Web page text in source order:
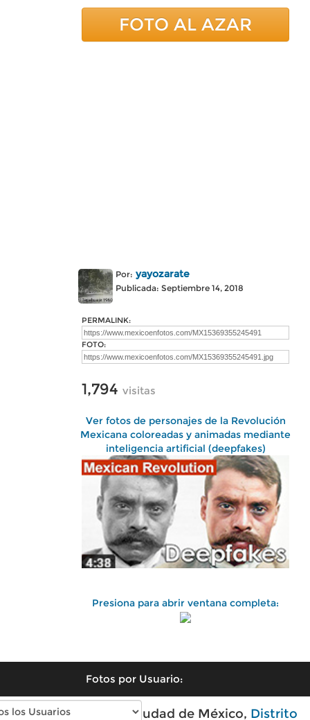
FOTO AL AZAR
Por: yayozarate
Publicada: Septiembre 14, 2018
PERMALINK:
FOTO:
1,794 visitas
Ver fotos de personajes de la Revolución
Mexicana coloreadas y animadas mediante
inteligencia artificial (deepfakes)
Presiona para abrir ventana completa:
Fotos por Usuario:
Fotos antiguas de Ciudad de México, Distrito